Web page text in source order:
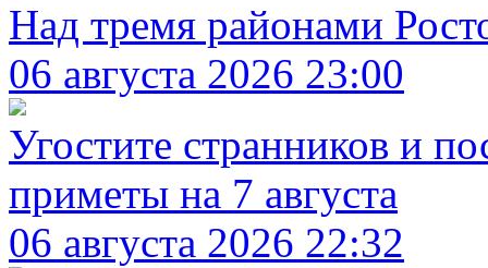
Над тремя районами
06 августа 2026 23:00
Угостите странников и
приметы на 7 августа
06 августа 2026 22:32